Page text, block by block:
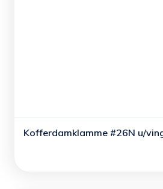
Kofferdamklamme #26N u/